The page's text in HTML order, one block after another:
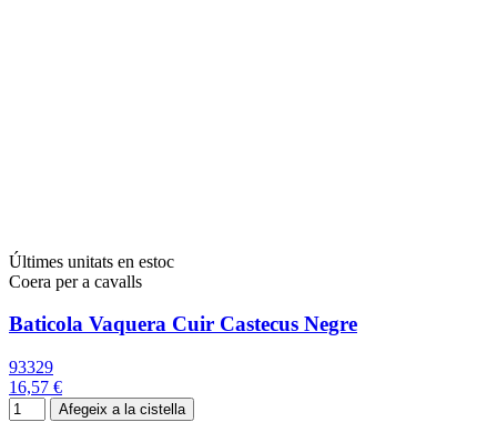
Últimes unitats en estoc
Coera per a cavalls
Baticola Vaquera Cuir Castecus Negre
93329
16,57 €
Afegeix a la cistella